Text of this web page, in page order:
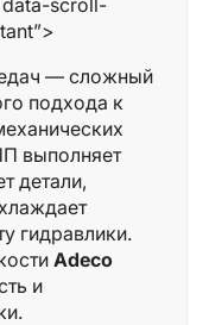
— сложный
подхода к
выполняет
детали,
гидравлики.
Adeco
и